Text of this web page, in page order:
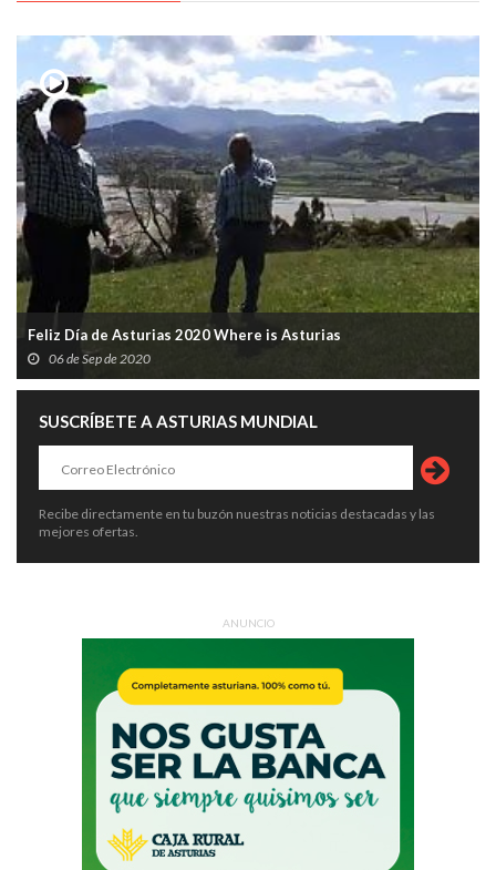
Feliz Día de Asturias 2020 Where is Asturias
06 de Sep de 2020
SUSCRÍBETE A ASTURIAS MUNDIAL
Recibe directamente en tu buzón nuestras noticias destacadas y las
mejores ofertas.
ANUNCIO